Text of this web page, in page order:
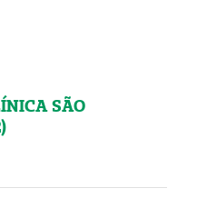
SÃO